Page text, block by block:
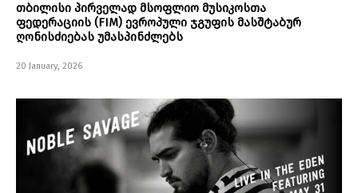
თბილისი პირველად მსოფლიო მუსიკოსთა
ფედერაციის (FIM) ევროპული ჯგუფის მასშტაბურ
ღონისძიებას უმასპინძლებს
20 January, 2026